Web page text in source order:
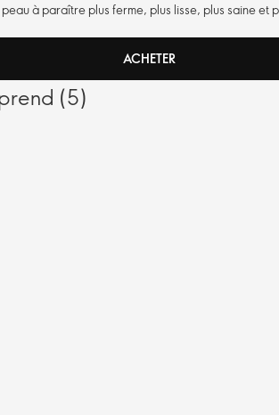
à paraître plus ferme, plus lisse, plus saine et
ACHETER
(5)